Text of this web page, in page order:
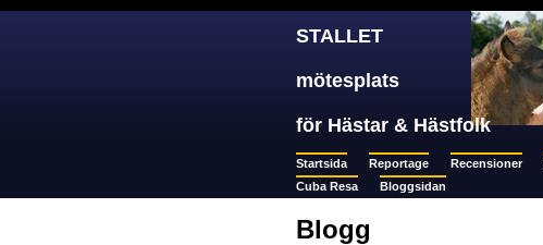
STALLET
mötesplats
för Hästar & Hästfolk
Startsida Reportage Recensioner
Cuba Resa
Bloggsidan
Blogg